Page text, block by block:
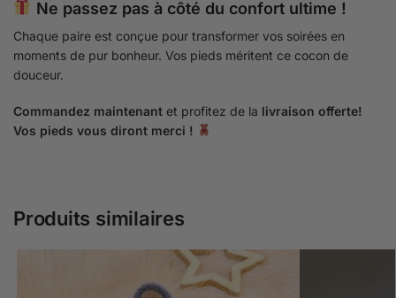
Ne passez pas à côté du confort ultime !
Chaque paire est conçue pour transformer vos soirées en
moments de pur bonheur. Vos pieds méritent ce cocon de
douceur.
Commandez maintenant et profitez de la livraison offerte!
Vos pieds vous diront merci !
Produits similaires